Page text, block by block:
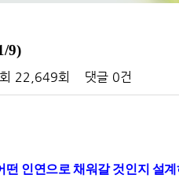
9)
22,649회 댓글 0건
인연으로 채워갈 것인지 설